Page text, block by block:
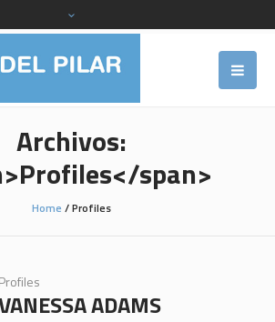
Archivos:
span>
Home /Profiles
Profiles
ADAMS